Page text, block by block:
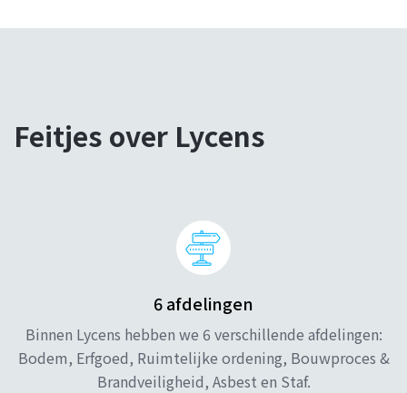
Feitjes over Lycens
6 afdelingen
Binnen Lycens hebben we 6 verschillende afdelingen:
Bodem, Erfgoed, Ruimtelijke ordening, Bouwproces &
Brandveiligheid, Asbest en Staf.